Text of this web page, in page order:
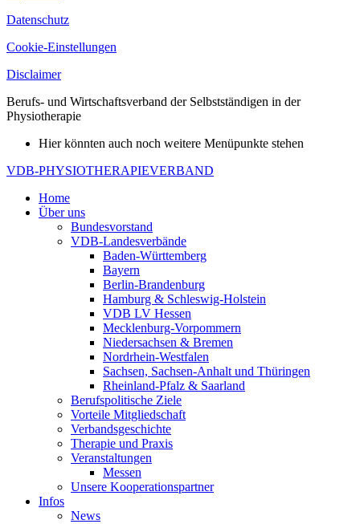
Datenschutz
Cookie-Einstellungen
Disclaimer
Berufs- und Wirtschaftsverband der Selbstständigen in der
Physiotherapie
Hier könnten auch noch weitere Menüpunkte stehen
VDB-PHYSIOTHERAPIEVERBAND
Home
Über uns
Bundesvorstand
VDB-Landesverbände
Baden-Württemberg
Bayern
Berlin-Brandenburg
Hamburg & Schleswig-Holstein
VDB LV Hessen
Mecklenburg-Vorpommern
Niedersachsen & Bremen
Nordrhein-Westfalen
Sachsen, Sachsen-Anhalt und Thüringen
Rheinland-Pfalz & Saarland
Berufspolitische Ziele
Vorteile Mitgliedschaft
Verbandsgeschichte
Therapie und Praxis
Veranstaltungen
Messen
Unsere Kooperationspartner
Infos
News